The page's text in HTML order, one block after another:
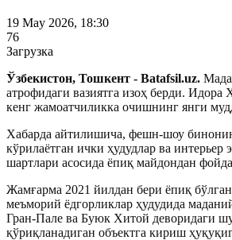
19 May 2026, 18:30
76
Загрузка
Ўзбекистон, Тошкент - Batafsil.uz.
атрофидаги вазиятга изоҳ берди.
кенг жамоатчиликка очишнинг янги
Хабарда айтилишича, фешн-шоу
кўрилаётган ички ҳудудлар ва
шартлари асосида ёпиқ майдондан
Жамғарма 2021 йилдан бери ёпиқ
меъморий ёдгорликлар ҳудудида
Гран-Пале ва Буюк Хитой деворидаги
қўриқланадиган объектга кириш